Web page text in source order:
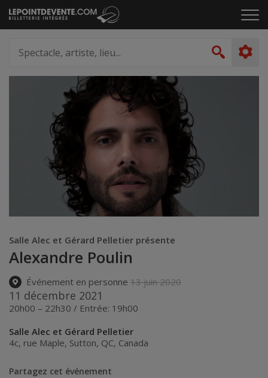
Passer
au
le
artiste,
lieu...
Salle Alec et Gérard Pelletier présente
Alexandre Poulin
Événement en personne 13 juin 2020
11 décembre 2021
20h00 – 22h30 / Entrée: 19h00
Salle Alec et Gérard Pelletier
4c, rue Maple, Sutton, QC, Canada
Partagez cet événement